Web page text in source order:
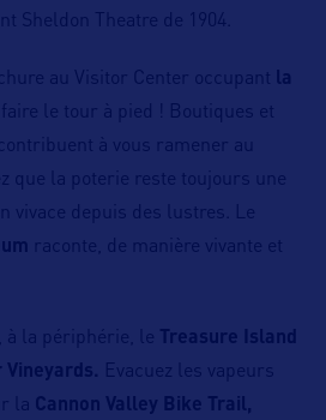
Sheldon Theatre de 1904.
au Visitor Center occupant
la
le tour à pied ! Boutiques et
à vous ramener au
que la poterie reste toujours une
vivace depuis des lustres. Le
raconte, de manière vivante et
à la périphérie, le
Treasure Island
Vineyards. Evacuez les vapeurs
la Cannon Valley Bike Trail,